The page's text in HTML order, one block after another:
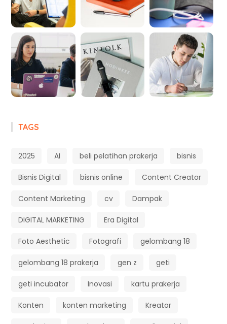
TAGS
2025 AI beli pelatihan prakerja bisnis
Bisnis Digital bisnis online Content Creator
Content Marketing cv Dampak
DIGITAL MARKETING Era Digital
Foto Aesthetic Fotografi gelombang 18
gelombang 18 prakerja gen z geti
geti incubator Inovasi kartu prakerja
Konten konten marketing Kreator